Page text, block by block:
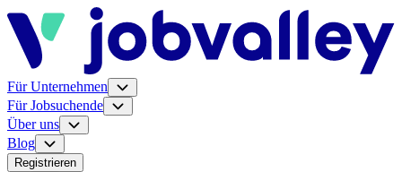
Für Unternehmen
Für Jobsuchende
Über uns
Blog
Registrieren